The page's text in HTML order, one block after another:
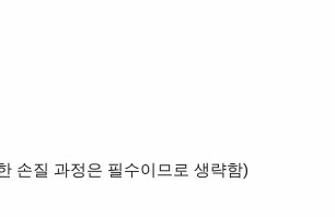
손질 과정은 필수이므로 생략함)